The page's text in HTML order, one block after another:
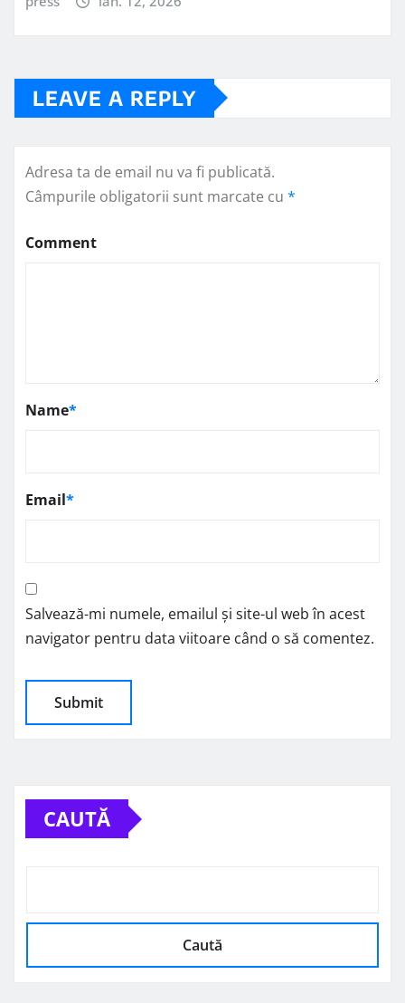
LEAVE A REPLY
Adresa ta de email nu va fi publicată.
Câmpurile obligatorii sunt marcate cu *
Comment
Name*
Email*
Salvează-mi numele, emailul și site-ul web în acest
navigator pentru data viitoare când o să comentez.
CAUTĂ
Caută